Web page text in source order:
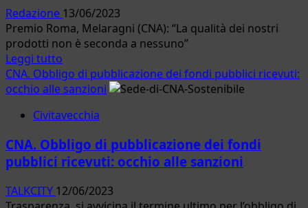
euro
per
l’acquisto
di
mezzi
ecologici
Redazione 13/06/2023
Premio Roma, Melaragni (CNA): “La qualità dei nostri
prodotti non è seconda a nessuno”
Leggi tutto
di
più
CNA.
Roma:
piovono
sui
CNA. Obbligo di pubblicazione dei fondi pubblici ricevuti:
occhio alle sanzioni
Civitavecchia
CNA. Obbligo di pubblicazione dei fondi
pubblici ricevuti: occhio alle sanzioni
TALKCITY 12/06/2023